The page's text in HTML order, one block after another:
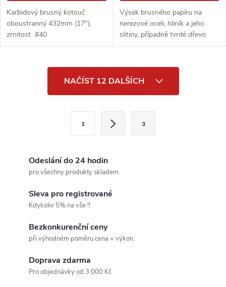
Karbidový brusný kotouč
oboustranný 432mm (17"),
zrnitost #40
Výsek brusného papíru na
nerezové oceli, hliník a jeho
slitiny, případně tvrdé dřevo
NAČÍST 12 DALŠÍCH
1 3
Odeslání do 24 hodin
pro všechny produkty skladem.
Sleva pro registrované
Kdykoliv 5% na vše !!
Bezkonkurenční ceny
při výhodném poměru cena × výkon.
Doprava zdarma
Pro objednávky od 3 000 Kč